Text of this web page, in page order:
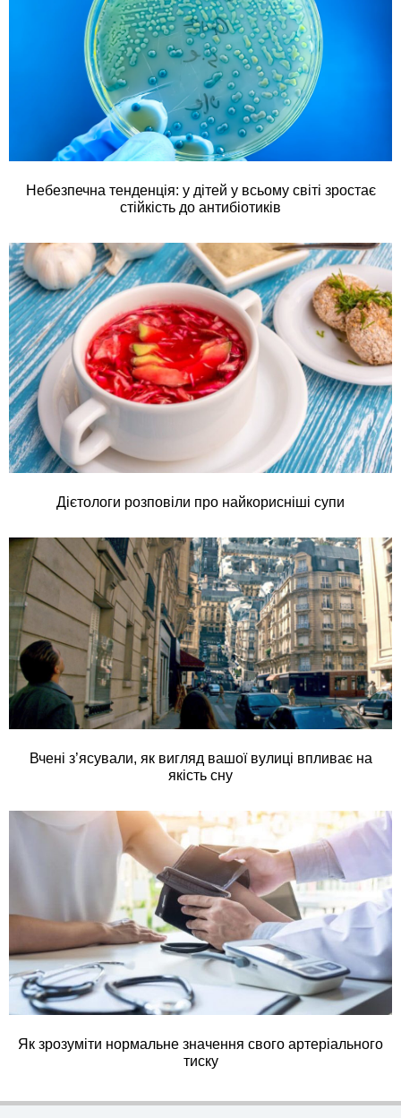
Небезпечна тенденція: у дітей у всьому світі зростає
стійкість до антибіотиків
Дієтологи розповіли про найкорисніші супи
Вчені з’ясували, як вигляд вашої вулиці впливає на
якість сну
Як зрозуміти нормальне значення свого артеріального
тиску